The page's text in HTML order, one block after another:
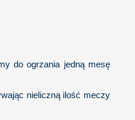
do ogrzania jedną mesę
nieliczną ilość meczy